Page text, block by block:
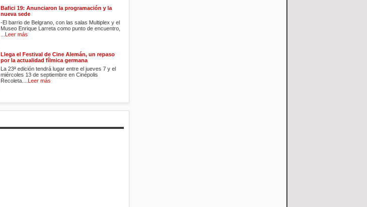
Bafici 19: Anunciaron la programación y la
nueva sede
-El barrio de Belgrano, con las salas Multiplex y el
Museo Enrique Larreta como punto de encuentro,
Leer más
Llega el Festival de Cine Alemán, un repaso
por la actualidad fílmica germana
La 23ª edición tendrá lugar entre el jueves 7 y el
miércoles 13 de septiembre en Cinépolis
Recoleta....
Leer más